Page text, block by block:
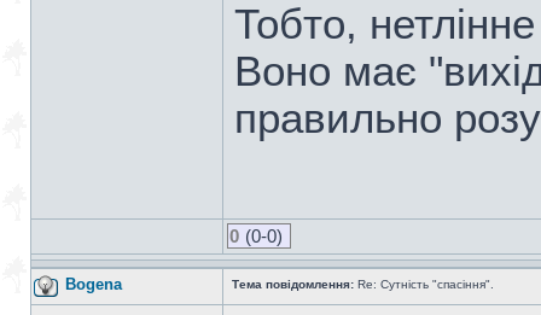
Тобто,
Воно має
правильно
0 (0-0)
Bogena Тема повідомлення: Re: Сутність "спасіння".